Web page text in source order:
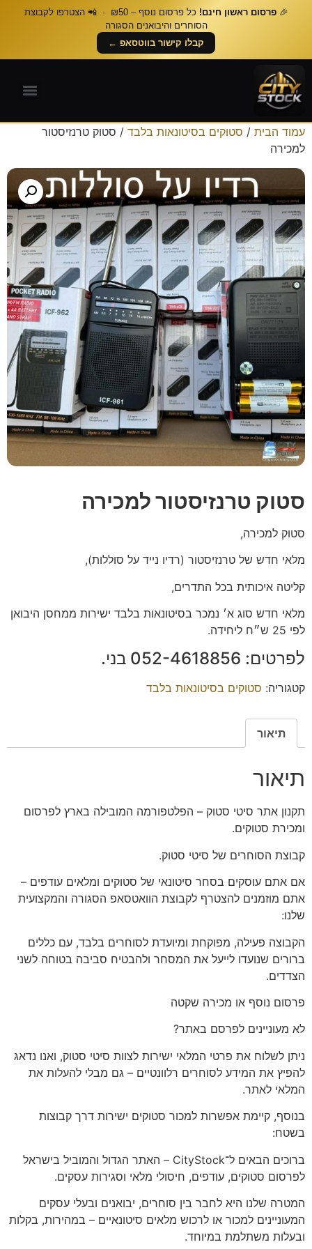
🎉פרסום ראשון חינם!
כל פרסום נוסף – ₪50 · 📲 הצטרפו לקבוצת
הסוחרים והיבואנים הסגורה
קבלו קישור בווטסאפ ←
עמוד הבית / סטוקים בסיטונאות בלבד / סטוק טרנזיסטור
למכירה
סטוק טרנזיסטור למכירה
סטוק למכירה,
מלאי חדש של טרנזיסטור (רדיו נייד על סוללות),
קליטה איכותית בכל התדרים,
מלאי חדש סוג א׳ נמכר בסיטונאות בלבד ישירות ממחסן היבואן
לפי 25 ש״ח ליחידה.
לפרטים: ‭052-4618856‬ בני.
קטגוריה: סטוקים בסיטונאות בלבד
תיאור
תיאור
תקנון אתר סיטי סטוק – הפלטפורמה המובילה בארץ לפרסום
ומכירת סטוקים.
קבוצת הסוחרים של סיטי סטוק.
אם אתם עוסקים בסחר סיטונאי של סטוקים ומלאים עודפים –
אתם מוזמנים להצטרף לקבוצת הוואטסאפ הסגורה והמקצועית
שלנו:
הקבוצה פעילה, מפוקחת ומיועדת לסוחרים בלבד, עם כללים
ברורים שנועדו לייעל את המסחר ולהבטיח סביבה בטוחה לשני
הצדדים.
פרסום נוסף או מכירה שקטה
לא מעוניינים לפרסם באתר?
ניתן לשלוח את פרטי המלאי ישירות לצוות סיטי סטוק, ואנו נדאג
להפיץ את המידע לסוחרים רלוונטיים – גם מבלי להעלות את
המלאי לאתר.
בנוסף, קיימת אפשרות למכור סטוקים ישירות דרך קבוצות
בשטח:
ברוכים הבאים ל־CityStock – האתר הגדול והמוביל בישראל
לפרסום סטוקים, עודפים, חיסולי מלאי וסגירות עסקים.
המטרה שלנו היא לחבר בין סוחרים, יבואנים ובעלי עסקים
המעוניינים למכור או לרכוש מלאים סיטונאיים – במהירות, בקלות
ובעלות משתלמת במיוחד.